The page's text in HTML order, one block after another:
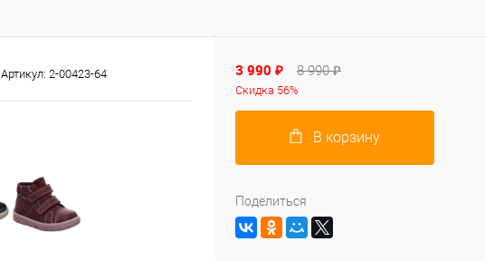
Артикул: 2-00423-64 3 990 ₽ 8 990 ₽
Скидка 56%
В корзину
Поделиться